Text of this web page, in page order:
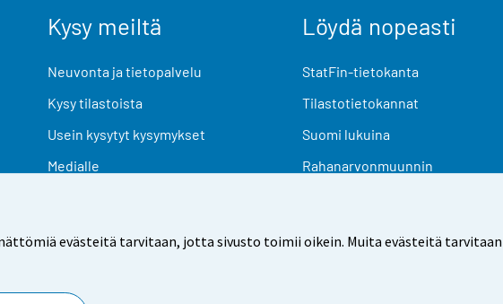
evästeitä tarvitaan, jotta sivusto toimii oikein. Muita evästeitä
Kysy meiltä
Neuvonta ja tietopalvelu
Kysy tilastoista
Usein kysytyt kysymykset
Medialle
Löydä nopeasti
StatFin-tietokanta
Tilastotietokannat
Suomi lukuina
Rahanarvonmuunnin